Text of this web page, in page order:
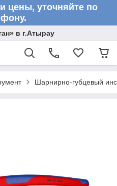
цены, уточняйте по
в г.Атырау
Шарнирно-губцевый